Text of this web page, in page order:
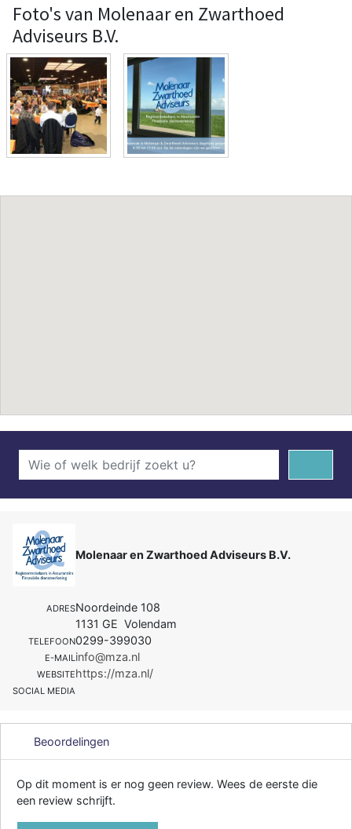
Foto's van Molenaar en Zwarthoed
Adviseurs B.V.
Molenaar en Zwarthoed Adviseurs B.V.
ADRESNoordeinde 108
1131 GE Volendam
TELEFOON0299-399030
E-MAILinfo@mza.nl
WEBSITEhttps://mza.nl/
SOCIAL MEDIA
Beoordelingen
Op dit moment is er nog geen review. Wees de eerste die
een review schrijft.